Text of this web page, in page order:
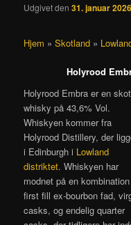
Udgivet den31. januar 2026
Hjem »Skotland »
Holyrood
Holyrood Embra er en
whisky på 43,6% Vol.
Whiskyen kommer fra
Holyrood Distillery, der
i Edinburgh i Lowland
distriktet. Whiskyen har
modnet på en
first fill ex-bourbon fad,
casks, og endelig quarter